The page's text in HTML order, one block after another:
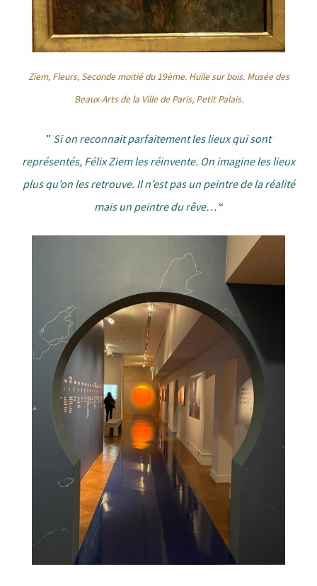
Ziem, Fleurs, Seconde moitié du 19ème. Huile sur bois. Musée des
Beaux-Arts de la Ville de Paris, Petit Palais.
” Si on reconnait parfaitement les lieux qui sont
représentés, Félix Ziem les réinvente. On imagine les lieux
plus qu’on les retrouve. Il n’est pas un peintre de la réalité
mais un peintre du rêve…“